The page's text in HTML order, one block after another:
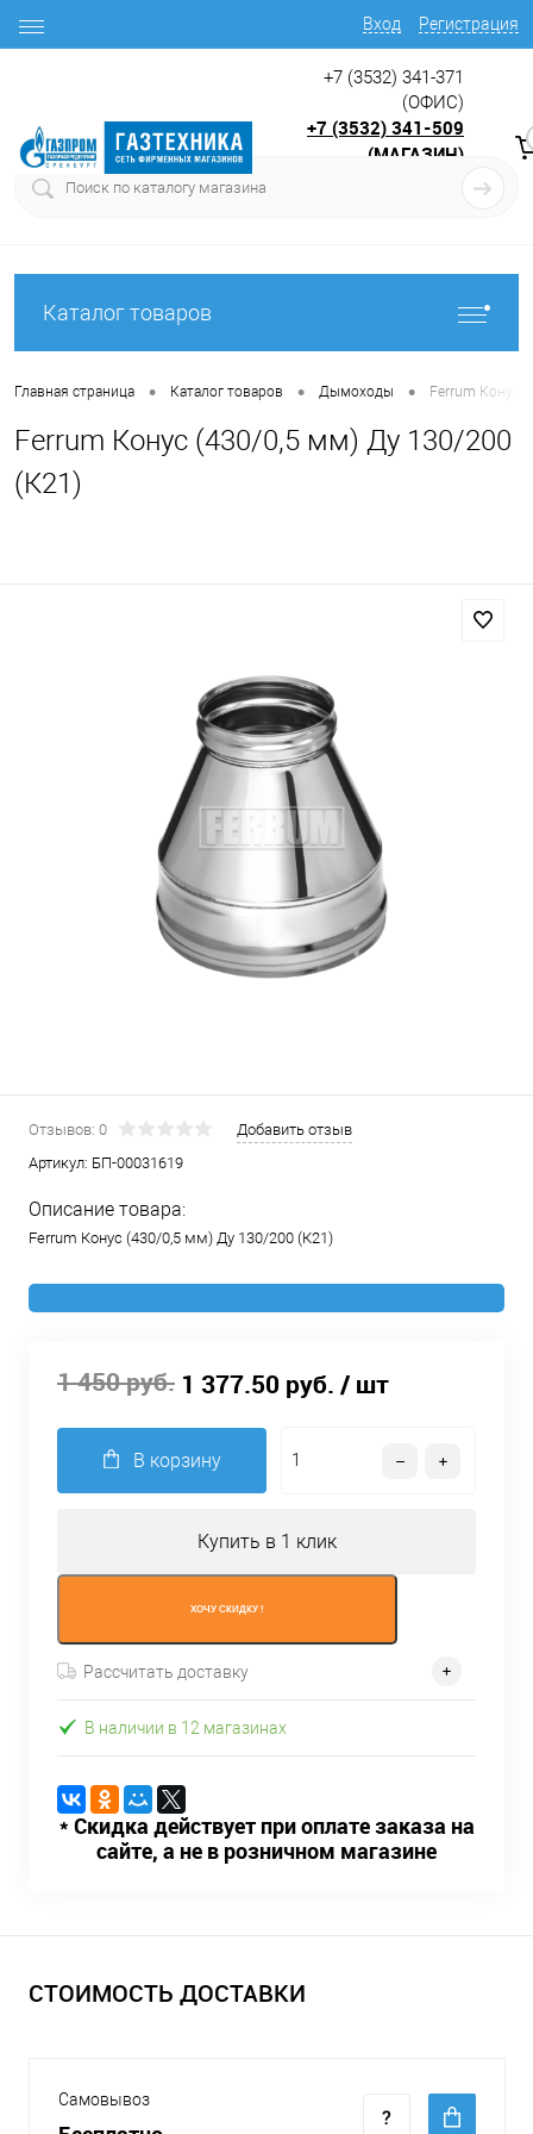
Вход Регистрация
+7 (3532) 341-371
(ОФИС)
+7 (3532) 341-509
(МАГАЗИН)
Каталог товаров
Главная страница • Каталог товаров • Дымоходы • Ferrum Конус
Ferrum Конус (430/0,5 мм) Ду 130/200
(К21)
Отзывов: 0
Добавить отзыв
Артикул: БП-00031619
Описание товара:
Ferrum Конус (430/0,5 мм) Ду 130/200 (К21)
1 450 руб. 1 377.50 руб. / шт
В корзину
Купить в 1 клик
ХОЧУ СКИДКУ !
Рассчитать доставку
В наличии в 12 магазинах
* Скидка действует при оплате заказа на
сайте, а не в розничном магазине
СТОИМОСТЬ ДОСТАВКИ
Самовывоз